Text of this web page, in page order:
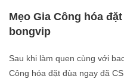
Mẹo Gia Công hóa
bongvip
Sau khi làm quen cùng với
Công hóa đặt đùa ngay đã